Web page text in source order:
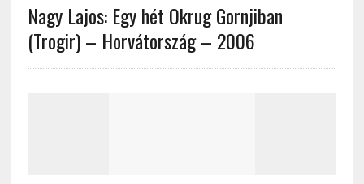
Nagy Lajos: Egy hét Okrug Gornjiban
(Trogir) – Horvátország – 2006